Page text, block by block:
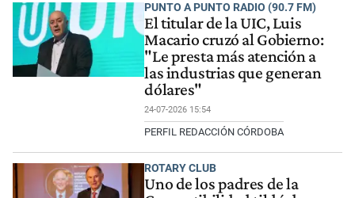
PUNTO A PUNTO RADIO (90.7 FM)
El titular de la UIC, Luis
Macario cruzó al Gobierno:
"Le presta más atención a
las industrias que generan
dólares"
24-07-2026 15:54
PERFIL REDACCIÓN CÓRDOBA
ROTARY CLUB
Uno de los padres de la